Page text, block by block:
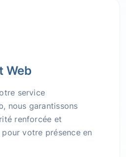
Web
service
nous garantissons
renforcée et
votre présence en